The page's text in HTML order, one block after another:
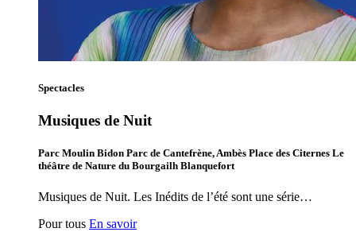
Spectacles
Musiques de Nuit
Parc Moulin Bidon Parc de Cantefrène, Ambès Place des Citernes Le
théâtre de Nature du Bourgailh Blanquefort
Musiques de Nuit. Les Inédits de l’été sont une série…
Pour tous En savoir